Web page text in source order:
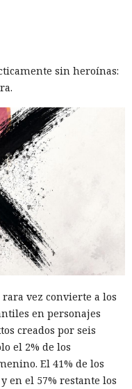
dinero durante
otras personas, antes
años — ataque a
de cargos de fraude
de datos personales
del estado de
sin heroínas:
vez convierte a los
en personajes
creados por seis
el 2% de los
El 41% de los
en el 57% restante los